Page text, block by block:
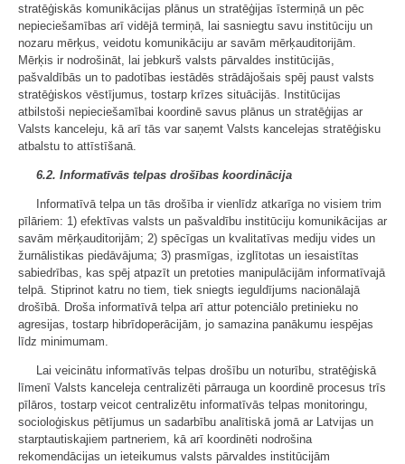
stratēģiskās komunikācijas plānus un stratēģijas īstermiņā un pēc
nepieciešamības arī vidējā termiņā, lai sasniegtu savu institūciju un
nozaru mērķus, veidotu komunikāciju ar savām mērķauditorijām.
Mērķis ir nodrošināt, lai jebkurš valsts pārvaldes institūcijās,
pašvaldībās un to padotības iestādēs strādājošais spēj paust valsts
stratēģiskos vēstījumus, tostarp krīzes situācijās. Institūcijas
atbilstoši nepieciešamībai koordinē savus plānus un stratēģijas ar
Valsts kanceleju, kā arī tās var saņemt Valsts kancelejas stratēģisku
atbalstu to attīstīšanā.
6.2. Informatīvās telpas drošības koordinācija
Informatīvā telpa un tās drošība ir vienlīdz atkarīga no visiem trim
pīlāriem: 1) efektīvas valsts un pašvaldību institūciju komunikācijas ar
savām mērķauditorijām; 2) spēcīgas un kvalitatīvas mediju vides un
žurnālistikas piedāvājuma; 3) prasmīgas, izglītotas un iesaistītas
sabiedrības, kas spēj atpazīt un pretoties manipulācijām informatīvajā
telpā. Stiprinot katru no tiem, tiek sniegts ieguldījums nacionālajā
drošībā. Droša informatīvā telpa arī attur potenciālo pretinieku no
agresijas, tostarp hibrīdoperācijām, jo samazina panākumu iespējas
līdz minimumam.
Lai veicinātu informatīvās telpas drošību un noturību, stratēģiskā
līmenī Valsts kanceleja centralizēti pārrauga un koordinē procesus trīs
pīlāros, tostarp veicot centralizētu informatīvās telpas monitoringu,
socioloģiskus pētījumus un sadarbību analītiskā jomā ar Latvijas un
starptautiskajiem partneriem, kā arī koordinēti nodrošina
rekomendācijas un ieteikumus valsts pārvaldes institūcijām